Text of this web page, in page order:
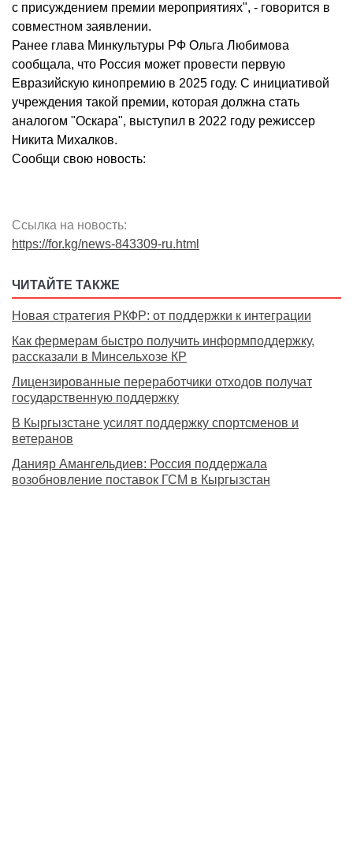
с присуждением премии мероприятиях", - говорится в
совместном заявлении.
Ранее глава Минкультуры РФ Ольга Любимова
сообщала, что Россия может провести первую
Евразийскую кинопремию в 2025 году. С инициативой
учреждения такой премии, которая должна стать
аналогом "Оскара", выступил в 2022 году режиссер
Никита Михалков.
Сообщи свою новость:
Ссылка на новость:
https://for.kg/news-843309-ru.html
ЧИТАЙТЕ ТАКЖЕ
Новая стратегия РКФР: от поддержки к интеграции
Как фермерам быстро получить информподдержку,
рассказали в Минсельхозе КР
Лицензированные переработчики отходов получат
государственную поддержку
В Кыргызстане усилят поддержку спортсменов и
ветеранов
Данияр Амангельдиев: Россия поддержала
возобновление поставок ГСМ в Кыргызстан